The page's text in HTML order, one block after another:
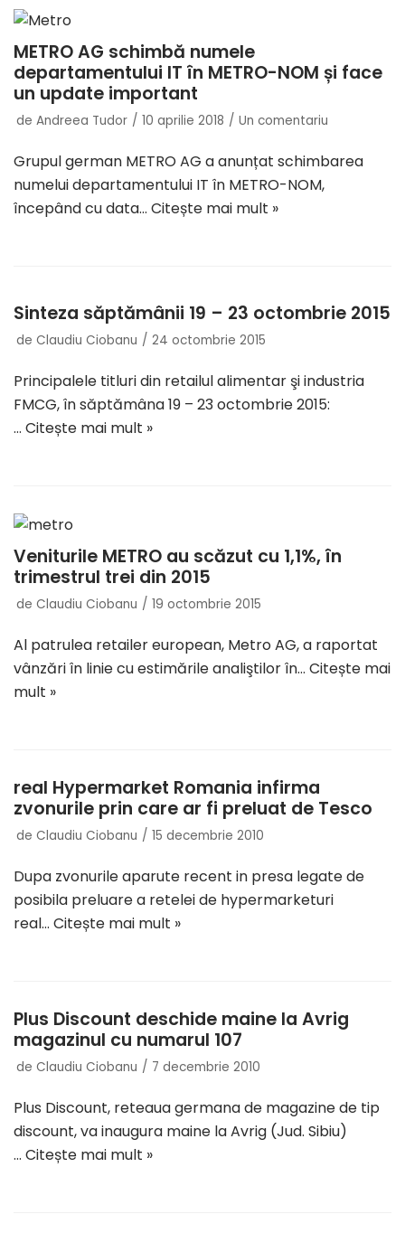
METRO AG schimbă numele
departamentului IT în METRO-NOM și face
un update important
de Andreea Tudor 10 aprilie 2018 Un comentariu
Grupul german METRO AG a anunțat schimbarea
numelui departamentului IT în METRO-NOM,
începând cu data… Citește mai mult »
Sinteza săptămânii 19 – 23 octombrie 2015
de Claudiu Ciobanu 24 octombrie 2015
Principalele titluri din retailul alimentar şi industria
FMCG, în săptămâna 19 – 23 octombrie 2015:
… Citește mai mult »
Veniturile METRO au scăzut cu 1,1%, în
trimestrul trei din 2015
de Claudiu Ciobanu 19 octombrie 2015
Al patrulea retailer european, Metro AG, a raportat
vânzări în linie cu estimările analiştilor în… Citește mai
mult »
real Hypermarket Romania infirma
zvonurile prin care ar fi preluat de Tesco
de Claudiu Ciobanu 15 decembrie 2010
Dupa zvonurile aparute recent in presa legate de
posibila preluare a retelei de hypermarketuri
real… Citește mai mult »
Plus Discount deschide maine la Avrig
magazinul cu numarul 107
de Claudiu Ciobanu 7 decembrie 2010
Plus Discount, reteaua germana de magazine de tip
discount, va inaugura maine la Avrig (Jud. Sibiu)
… Citește mai mult »